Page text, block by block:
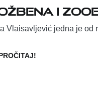
i
Vlaisavljević jedna je